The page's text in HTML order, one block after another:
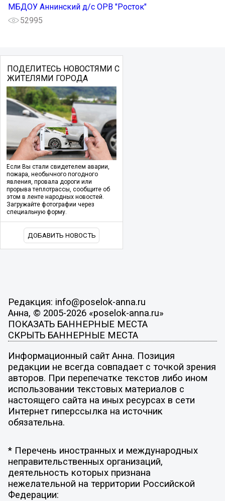
МБДОУ Аннинский д/с ОРВ "Росток"
52995
ПОДЕЛИТЕСЬ НОВОСТЯМИ С
ЖИТЕЛЯМИ ГОРОДА
Если Вы стали свидетелем аварии,
пожара, необычного погодного
явления, провала дороги или
прорыва теплотрассы, сообщите об
этом в ленте народных новостей.
Загружайте фотографии через
специальную форму.
ДОБАВИТЬ НОВОСТЬ
Редакция: info@poselok-anna.ru
Анна, © 2005-2026 «poselok-anna.ru»
ПОКАЗАТЬ БАННЕРНЫЕ МЕСТА
СКРЫТЬ БАННЕРНЫЕ МЕСТА
Информационный сайт Анна. Позиция
редакции не всегда совпадает с точкой зрения
авторов. При перепечатке текстов либо ином
использовании текстовых материалов с
настоящего сайта на иных ресурсах в сети
Интернет гиперссылка на источник
обязательна.
* Перечень иностранных и международных
неправительственных организаций,
деятельность которых признана
нежелательной на территории Российской
Федерации: